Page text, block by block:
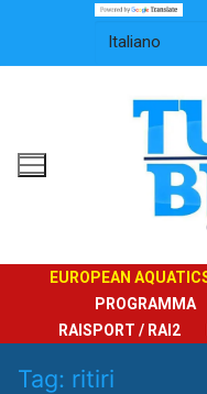
contenuto
EUROPEAN
PROGRAMMA
RAISPORT / RAI2
Tag: ritiri